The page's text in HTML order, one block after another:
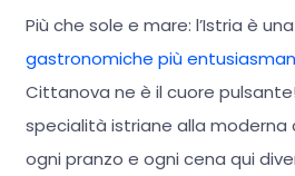
Più che sole e mare: l’Istria è
gastronomiche più
Cittanova ne è il cuore
specialità istriane alla moderna
ogni pranzo e ogni cena qui